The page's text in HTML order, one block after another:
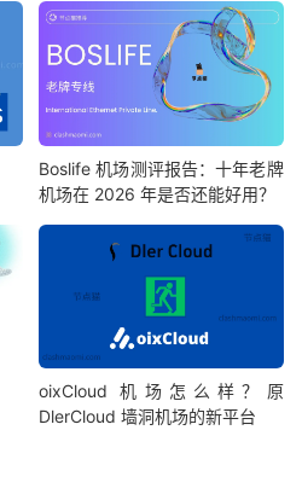
Boslife 机场测评报告：十年老牌
机场在 2026 年是否还能好用？
oixCloud 机场怎么样？原
DlerCloud 墙洞机场的新平台